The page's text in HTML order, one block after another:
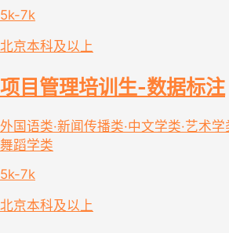
5k-7k
北京本科及以上
项目管理培训生-数据标注
外国语类·新闻传播类·中文学类·艺术
舞蹈学类
5k-7k
北京本科及以上